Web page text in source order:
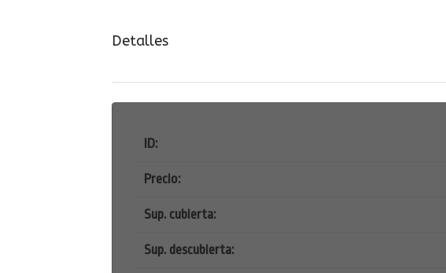
Detalles
ID:
Precio:
Sup. cubierta:
Sup. descubierta: